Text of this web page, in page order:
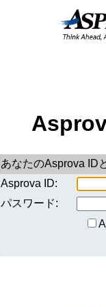
あなたのAsprova ID
Asprova ID:
パスワード: